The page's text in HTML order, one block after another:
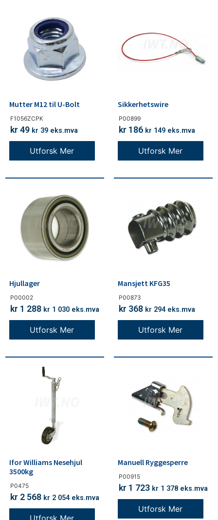
F1056ZCPK
Mutter M12 til U-Bolt
kr 49 kr 39 eks.mva
Utforsk Mer
P00899
Sikkerhetswire
kr 186 kr 149 eks.mva
Utforsk Mer
P00002
Hjullager
kr 1 288 kr 1 030 eks.mva
Utforsk Mer
P00873
Mansjett KFG35
kr 368 kr 294 eks.mva
Utforsk Mer
P0475
Ifor Williams Nesehjul
3500kg
kr 2 568 kr 2 054 eks.mva
Utforsk Mer
P00915
Manuell Ryggesperre
kr 1 723 kr 1 378 eks.mva
Utforsk Mer